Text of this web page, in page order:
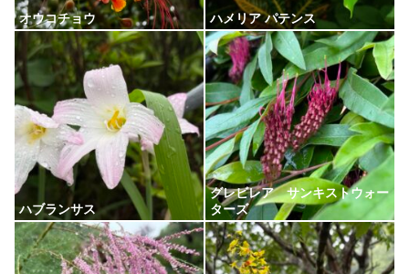
オウコチョウ ハメリア パテンス
ハブランサス
グレビレア サンキストウォー
ターズ